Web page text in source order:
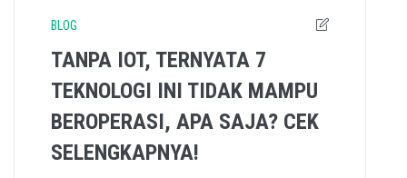
BLOG
TANPA IOT, TERNYATA 7
TEKNOLOGI INI TIDAK MAMPU
BEROPERASI, APA SAJA? CEK
SELENGKAPNYA!